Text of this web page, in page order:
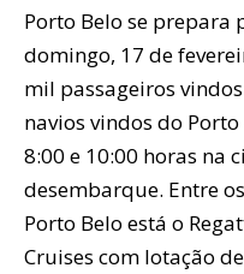
Porto Belo se prepara
domingo, 17 de
mil passageiros
navios vindos do
8:00 e 10:00 horas na
desembarque. Entre
Porto Belo está o
Cruises com lotação